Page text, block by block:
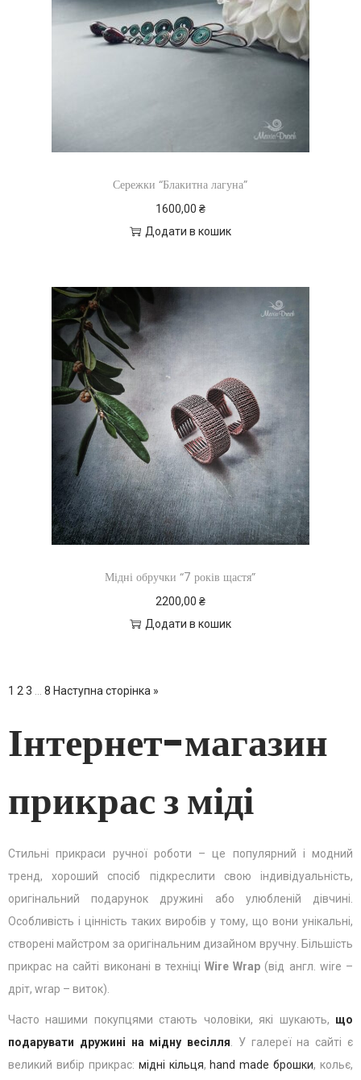
Сережки “Блакитна лагуна”
1600,00 ₴
Додати в кошик
Мідні обручки “7 років щастя”
2200,00 ₴
Додати в кошик
1 2 3 8 Наступна сторінка »
Інтернет-магазин
прикрас з міді
Стильні прикраси ручної роботи – це популярний і модний
тренд, хороший спосіб підкреслити свою індивідуальність,
оригінальний подарунок дружині або улюбленій дівчині.
Особливість і цінність таких виробів у тому, що вони унікальні,
створені майстром за оригінальним дизайном вручну. Більшість
прикрас на сайті виконані в техніціWire Wrap (від англ. wire –
дріт, wrap – виток).
Часто нашими покупцями стають чоловіки, які шукають, що
подарувати дружині на мідну весілля . У галереї на сайті є
великий вибір прикрас: мідні кільця, hand made брошки, кольє,